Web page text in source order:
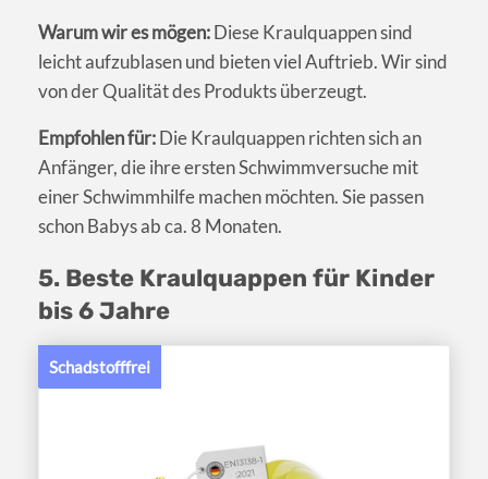
Warum wir es mögen:Diese Kraulquappen sind
leicht aufzublasen und bieten viel Auftrieb. Wir sind
von der Qualität des Produkts überzeugt.
Empfohlen für:Die Kraulquappen richten sich an
Anfänger, die ihre ersten Schwimmversuche mit
einer Schwimmhilfe machen möchten. Sie passen
schon Babys ab ca. 8 Monaten.
5. Beste Kraulquappen für Kinder
bis 6 Jahre
Schadstofffrei